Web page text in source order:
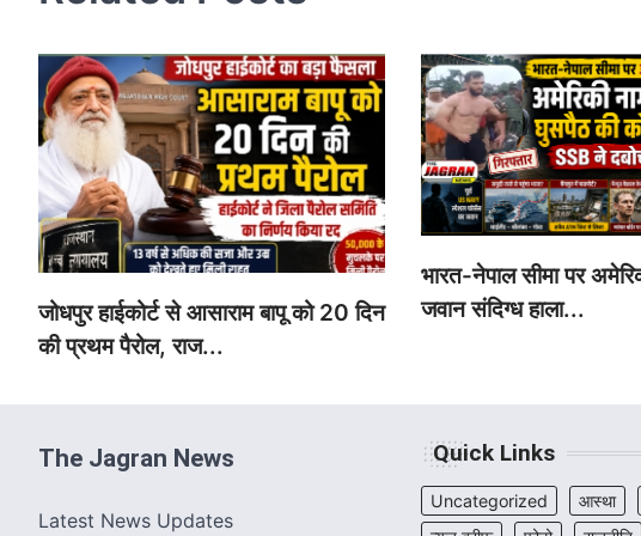
जोधपुर हाईकोर्ट से आसाराम बापू को 20 दिन
की प्रथम पैरोल, राज...
भारत-नेपाल सीमा पर
जवान संदिग्ध हाला...
The Jagran News
Latest News Updates
Quick Links
Uncategorized आस्था